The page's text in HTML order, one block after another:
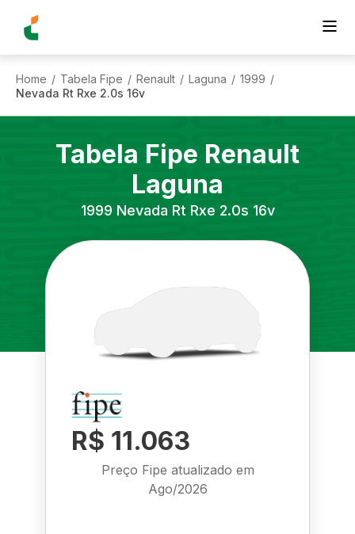
Home / Tabela Fipe / Renault / Laguna / 1999 /
Nevada Rt Rxe 2.0s 16v
Tabela Fipe Renault
Laguna
1999 Nevada Rt Rxe 2.0s 16v
R$ 11.063
Preço Fipe atualizado em
Ago/2026